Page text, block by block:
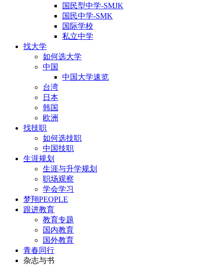
国民型中学-SMJK
国民中学-SMK
国际学校
私立中学
找大学
如何选大学
中国
中国大学速览
台湾
日本
韩国
欧洲
找技职
如何选技职
中国技职
生涯规划
生涯与升学规划
职场观察
学会学习
梦翔PEOPLE
跟进教育
教育专题
国内教育
国外教育
青春同行
杂志与书